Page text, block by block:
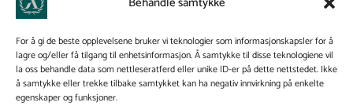
For å gi de beste opplevelsene bruker vi teknologier som informasjonskapsler for å
lagre og/eller få tilgang til enhetsinformasjon. Å samtykke til disse teknologiene vil
la oss behandle data som nettleseratferd eller unike ID-er på dette nettstedet. Ikke
å samtykke eller trekke tilbake samtykket kan ha negativ innvirkning på enkelte
egenskaper og funksjoner.